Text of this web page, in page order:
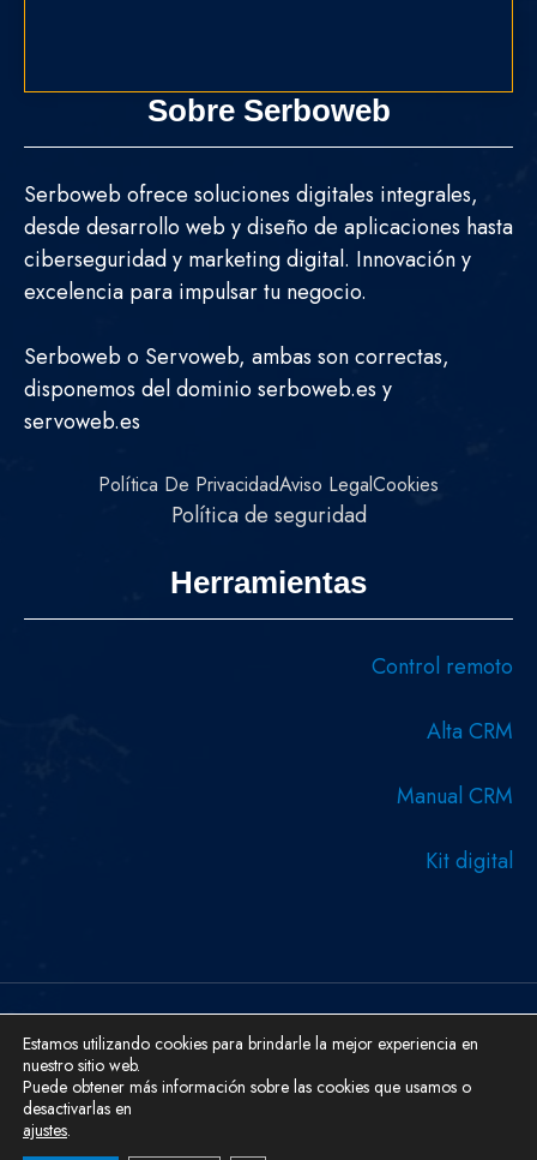
Sobre Serboweb
Serboweb ofrece soluciones digitales integrales,
desde desarrollo web y diseño de aplicaciones hasta
ciberseguridad y marketing digital. Innovación y
excelencia para impulsar tu negocio.
Serboweb o Servoweb, ambas son correctas,
disponemos del dominio serboweb.es y
servoweb.es
Política De PrivacidadAviso LegalCookies
Política de seguridad
Herramientas
Control remoto
Alta CRM
Manual CRM
Kit digital
Copyright © 2026 Diseñado y desarrollado por Serboweb
Ingeniería Informática.
Aviso Legal
Política De Privacidad
Estamos utilizando cookies para brindarle la mejor experiencia en
nuestro sitio web.
Puede obtener más información sobre las cookies que usamos o
desactivarlas en
ajustes.